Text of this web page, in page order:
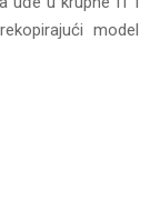
model